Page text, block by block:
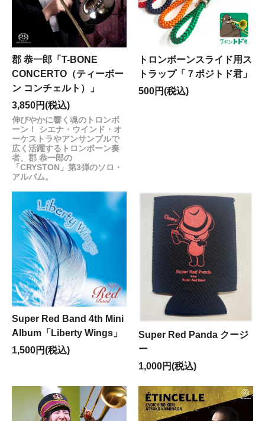
このたび、業務用の電話番号が変更となりました。新し
い電話番号については下記ブログ記事をご参照くださ
い。
【お知らせ】電話番号の変更について | Super Red
Office Blog
なお、住所およびFAX番号に変更はございません。
また、旧電話番号は今後ご利用いただけなくなりますの
で、お控えいただいている場合はご変更をお願いいたし
ます。
今後ともどうぞよろしくお願いいたします。
------------------------------------------------------------
2026.2.10
【2月12日(木)～17日(火)発送業務お休みのお知らせ】
いつもSuper Red Shopをご利用いただきありがとうご
ざいます。
休みさせていただきます。 この期間にいただきましたご
注文に関しましては、2月18日(水)以降に順次ご対応させ
ていただきます。
ご迷惑をお掛けしますが、ご了承くださいますようお願
い申し上げます。
------------------------------------------------------------
2025.11.6
【11月9日(日)～17日(月)発送業務お休みのお知らせ】
いつもSuper Red Shopをご利用いただきありがとうご
ざいます。
誠に勝手ながら、11月9日(日)～17日(月)は発送業務をお
休みさせていただきます。 この期間にいただきましたご
注文に関しましては、11月18日(火)以降に順次ご対応さ
せていただきます。 ご迷惑をお掛けしますが、ご了承く
------------------------------------------------------------
2025.4.30
郡 恭一郎「T-BONE
CONCERTO（ティーボー
ン コンチェルト）」
3,850円(税込)
伸びやかに響く魂のトロンボ
ーン！ シエナ・ウインド・オ
ーケストラやアンサンブルで
広く活躍するトロンボーン奏
者、郡 恭一郎の
「CRYSTON」第3弾のソロ・
アルバム。
トロンボーンスライド用ス
トラップ「７ポジトド君」
500円(税込)
Super Red Band 4th Mini
Album「Liberty Wings」
1,500円(税込)
Super Red Panda クージ
ー
1,000円(税込)